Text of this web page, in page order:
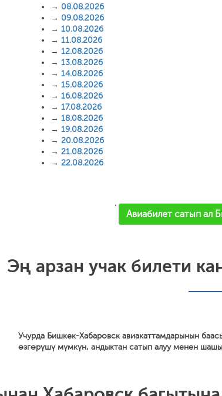
→ 08.08.2026
→ 09.08.2026
→ 10.08.2026
→ 11.08.2026
→ 12.08.2026
→ 13.08.2026
→ 14.08.2026
→ 15.08.2026
→ 16.08.2026
→ 17.08.2026
→ 18.08.2026
→ 19.08.2026
→ 20.08.2026
→ 21.08.2026
→ 22.08.2026
'
Авиабилет сатып ал
Эң арзан учак билети
Учурда Бишкек-Хабаровск авиакаттамдарынын
өзгөрүшү мүмкүн, андыктан сатып алуу менен